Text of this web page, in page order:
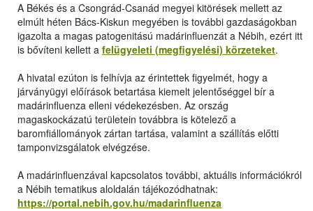
A Békés és a Csongrád-Csanád megyei kitörések mellett az
elmúlt héten Bács-Kiskun megyében is további gazdaságokban
igazolta a magas patogenitású madárinfluenzát a Nébih, ezért itt
is bővíteni kellett a felügyeleti (megfigyelési) körzeteket.
A hivatal ezúton is felhívja az érintettek figyelmét, hogy a
járványügyi előírások betartása kiemelt jelentőséggel bír a
madárinfluenza elleni védekezésben. Az ország
magaskockázatú területein továbbra is kötelező a
baromfiállományok zártan tartása, valamint a szállítás előtti
tamponvizsgálatok elvégzése.
A madárinfluenzával kapcsolatos további, aktuális információkról
a Nébih tematikus aloldalán tájékozódhatnak:
https://portal.nebih.gov.hu/madarinfluenza